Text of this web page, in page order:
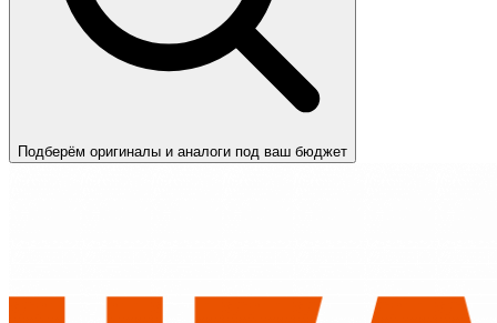
Подберём оригиналы и аналоги под ваш бюджет